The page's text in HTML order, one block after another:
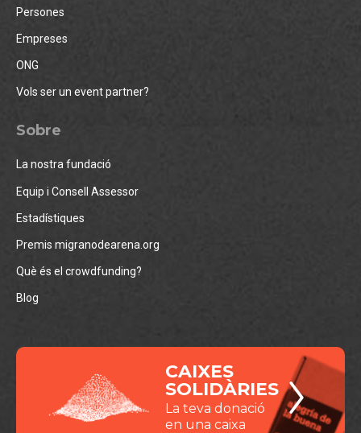
Persones
Empreses
ONG
Vols ser un event partner?
Sobre
La nostra fundació
Equip i Consell Assessor
Estadístiques
Premis migranodearena.org
Què és el crowdfunding?
Blog
CAIXES
SOLIDÀRIES
La teva donació
en una caixa